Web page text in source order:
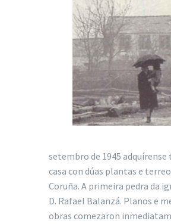
setembro de 1945
casa con dúas plantas e
Coruña. A primeira pedra da
D. Rafael Balanzá. Planos e
obras comezaron